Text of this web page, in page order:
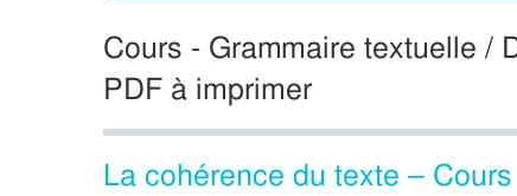
Cours - Grammaire textuelle /
PDF à imprimer
La cohérence du texte –